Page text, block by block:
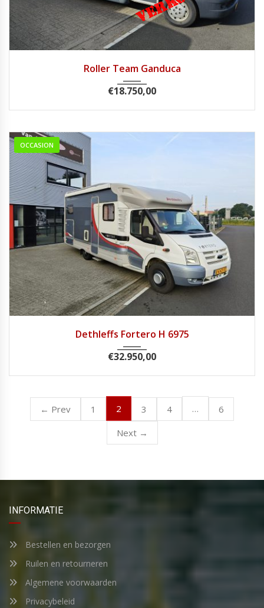
Roller Team Ganduca
€18.750,00
OCCASION
Dethleffs Fortero H 6975
€32.950,00
← Prev 1 2 3 4 …
6
Next →
INFORMATIE
Bestellen en bezorgen
Ruilen en retourneren
Algemene voorwaarden
Privacybeleid